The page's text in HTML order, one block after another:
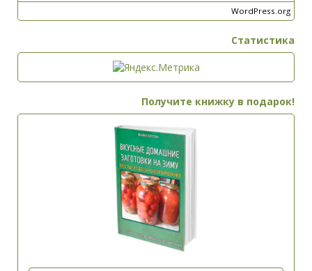
WordPress.org
Статистика
Получите книжку в подарок!